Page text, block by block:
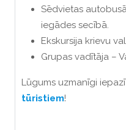
Sēdvietas
iegādes secībā.
Ekskursija krievu
Grupas vadītāja –
Lūgums uzmanīgi
tūristiem!